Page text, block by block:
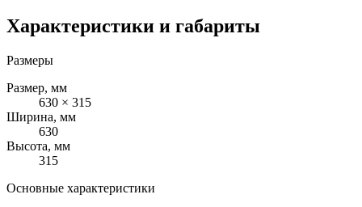
Характеристики и габариты
Размеры
Размер, мм
630 × 315
Ширина, мм
630
Высота, мм
315
Основные характеристики